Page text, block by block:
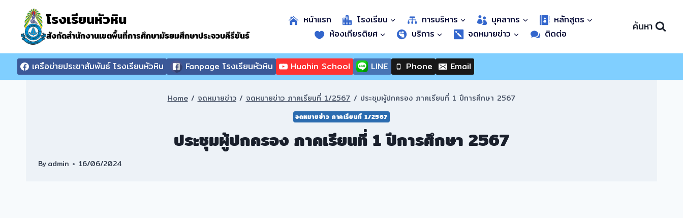
content
โรงเรียนหัวหิน
สังกัดสำนักงานเขตพื้นที่การศึกษามัธยมศึกษาประจวบคีรีขันธ์
หน้าแรก โรงเรียน การบริหาร บุคลากร
หลักสูตร
ห้องเกียรติยศ
บริการ จดหมายข่าว ติดต่อ
ค้นหา
เครือข่ายประชาสัมพันธ์ โรงเรียนหัวหิน Fanpage โรงเรียนหัวหิน Huahin School LINE Phone Email
Home / จดหมายข่าว / จดหมายข่าว ภาคเรียนที่ 1/2567 / ประชุมผู้ปกครอง ภาคเรียนที่ 1 ปีการศึกษา 2567
จดหมายข่าว ภาคเรียนที่ 1/2567
ประชุมผู้ปกครอง ภาคเรียนที่ 1 ปีการศึกษา 2567
Byadmin 16/06/2024